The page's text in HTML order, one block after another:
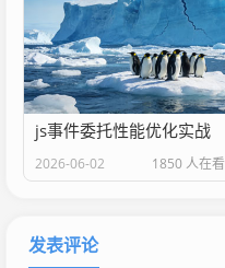
js事件委托性能优化实战
2026-06-02 1850 人在看
发表评论